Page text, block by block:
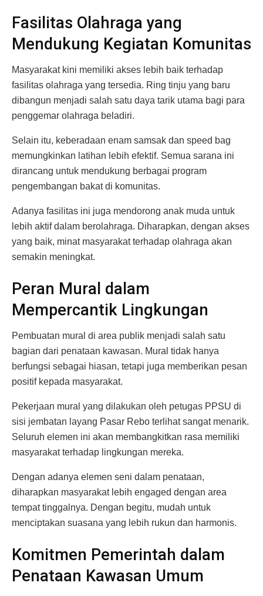
Fasilitas Olahraga yang
Mendukung Kegiatan Komunitas
Masyarakat kini memiliki akses lebih baik terhadap
fasilitas olahraga yang tersedia. Ring tinju yang baru
dibangun menjadi salah satu daya tarik utama bagi para
penggemar olahraga beladiri.
Selain itu, keberadaan enam samsak dan speed bag
memungkinkan latihan lebih efektif. Semua sarana ini
dirancang untuk mendukung berbagai program
pengembangan bakat di komunitas.
Adanya fasilitas ini juga mendorong anak muda untuk
lebih aktif dalam berolahraga. Diharapkan, dengan akses
yang baik, minat masyarakat terhadap olahraga akan
semakin meningkat.
Peran Mural dalam
Mempercantik Lingkungan
Pembuatan mural di area publik menjadi salah satu
bagian dari penataan kawasan. Mural tidak hanya
berfungsi sebagai hiasan, tetapi juga memberikan pesan
positif kepada masyarakat.
Pekerjaan mural yang dilakukan oleh petugas PPSU di
sisi jembatan layang Pasar Rebo terlihat sangat menarik.
Seluruh elemen ini akan membangkitkan rasa memiliki
masyarakat terhadap lingkungan mereka.
Dengan adanya elemen seni dalam penataan,
diharapkan masyarakat lebih engaged dengan area
tempat tinggalnya. Dengan begitu, mudah untuk
menciptakan suasana yang lebih rukun dan harmonis.
Komitmen Pemerintah dalam
Penataan Kawasan Umum